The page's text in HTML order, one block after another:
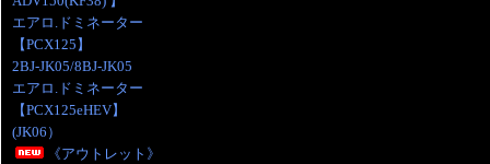
エアロ.ドミネーター
【PCX125】
2BJ-JK05/8BJ-JK05
エアロ.ドミネーター
【PCX125eHEV】
(JK06）
《アウトレット》